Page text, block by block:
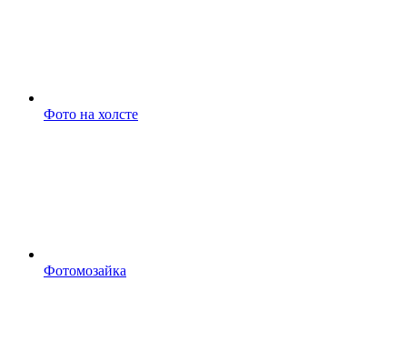
Фото на холсте
Фотомозайка